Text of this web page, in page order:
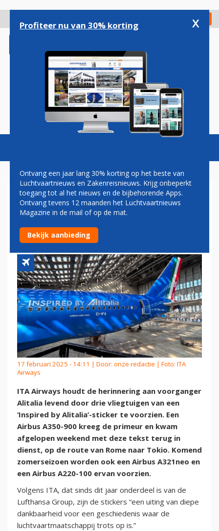
gaan
Check in
Magazine Podcasts Vacatures
ITA HOUDT HERINNERING
AAN ALITALIA LEVEND MET
STICKER OP VLIEGTUIGEN
17 februari 2025 - 14:11 | Door: onze redactie | Foto: ITA
Airways
ITA Airways houdt de herinnering aan voorganger
Alitalia levend door drie vliegtuigen van een
‘Inspired by Alitalia’-sticker te voorzien. Een
Airbus A350-900 kreeg de primeur en kwam
afgelopen weekend met deze tekst terug in
dienst, op de route van Rome naar Tokio. Komend
zomerseizoen worden ook een Airbus A321neo en
een Airbus A220-100 ervan voorzien.
Volgens ITA, dat sinds dit jaar onderdeel is van de
Lufthansa Group, zijn de stickers “een uiting van diepe
dankbaarheid voor een geschiedenis waar de
luchtvaartmaatschappij trots op is.”
Profiteer nu van 30% korting x
Ontvang een jaar lang 30% korting op het beste van
Luchtvaartnieuws en Zakenreisnieuws. Krijg onbeperkt
toegang tot al het nieuws en de bijbehorende Apps.
Ontvang tevens 12 maanden het Luchtvaartnieuws
Magazine in de mail of op de mat.
Bekijk aanbieding